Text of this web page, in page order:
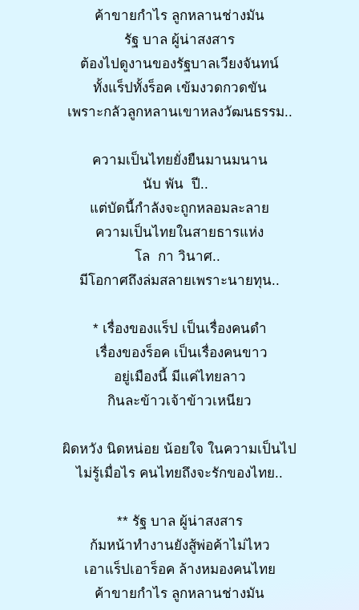
ค้าขายกำไร ลูกหลานช่างมัน
รัฐ บาล ผู้น่าสงสาร
ต้องไปดูงานของรัฐบาลเวียงจันทน์
ทั้งแร็ปทั้งร็อค เข้มงวดกวดขัน
เพราะกลัวลูกหลานเขาหลงวัฒนธรรม..
ความเป็นไทยยั่งยืนมานมนาน
นับ พัน ปี..
แต่บัดนี้กำลังจะถูกหลอมละลาย
ความเป็นไทยในสายธารแห่ง
โล กา วินาศ..
มีโอกาศถึงล่มสลายเพราะนายทุน..
* เรื่องของแร็ป เป็นเรื่องคนดำ
เรื่องของร็อค เป็นเรื่องคนขาว
อยู่เมืองนี้ มีแค่ไทยลาว
กินละข้าวเจ้าข้าวเหนียว
ผิดหวัง นิดหน่อย น้อยใจ ในความเป็นไป
ไม่รู้เมื่อไร คนไทยถึงจะรักของไทย..
** รัฐ บาล ผู้น่าสงสาร
ก้มหน้าทำงานยังสู้พ่อค้าไม่ไหว
เอาแร็ปเอาร็อค ล้างหมองคนไทย
ค้าขายกำไร ลูกหลานช่างมัน